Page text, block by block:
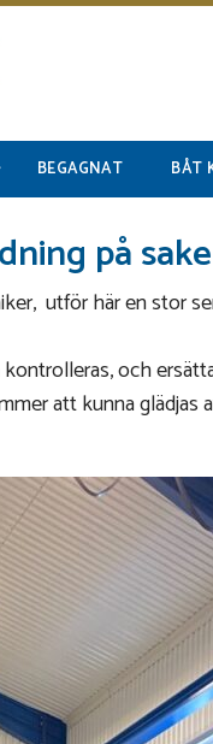
BEGAGNAT BÅT
på
utför här en stor
och
att kunna